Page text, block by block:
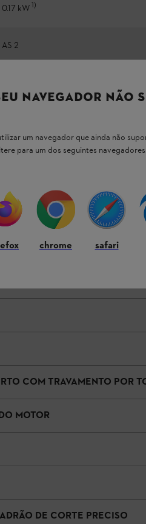
0.17 kW1)
AS 2
a gasolina
e a aplicação real das
COM TRAVAMENTO POR
MOTOR
DE CORTE PRECISO
NAVEGADOR NÃO
um navegador que ainda não
para um dos seguintes navegadores:
chrome safari